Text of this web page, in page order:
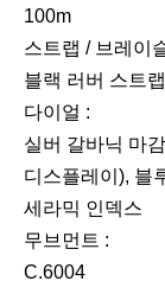
100m
스트랩 / 브레이
블랙 러버 스트
다이얼 :
실버 갈바닉 마
디스플레이), 블
세라믹 인덱스
무브먼트 :
C.6004